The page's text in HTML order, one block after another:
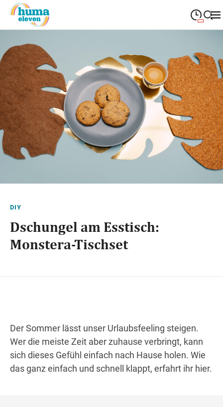
Suche schließen
Montag
Dienstag
DIENSTAG 09:00—19:00
Mittwoch
MITTWOCH 09:00—19:00
Donnerstag
DONNERSTAG 09:00—19:00
Freitag
FREITAG 09:00—19:00
18:00
DIY
Dschungel am Esstisch:
Monstera-Tischset
Der Sommer lässt unser Urlaubsfeeling steigen.
Wer die meiste Zeit aber zuhause verbringt, kann
sich dieses Gefühl einfach nach Hause holen. Wie
das ganz einfach und schnell klappt, erfahrt ihr hier.